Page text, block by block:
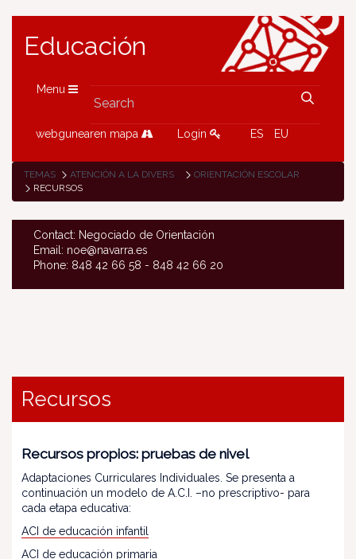
Educación
Menu
webgunearen mapa Login ES EU
TEMAS ATENCIÓN A LA DIVERSIDAD
ORIENTACIÓN ESCOLAR
RECURSOS
Contact: Negociado de Orientación
Email: noe@navarra.es
Phone: 848 42 66 58 - 848 42 66 20
Recursos
Recursos propios: pruebas de nivel
Adaptaciones Curriculares Individuales. Se presenta a
continuación un modelo de A.C.I. –no prescriptivo- para
cada etapa educativa:
ACI de educación infantil
ACI de educación primaria